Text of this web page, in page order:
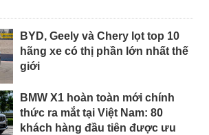
BYD, Geely và Chery lọt top 10
hãng xe có thị phần lớn nhất thế
giới
BMW X1 hoàn toàn mới chính
thức ra mắt tại Việt Nam: 80
khách hàng đầu tiên được ưu